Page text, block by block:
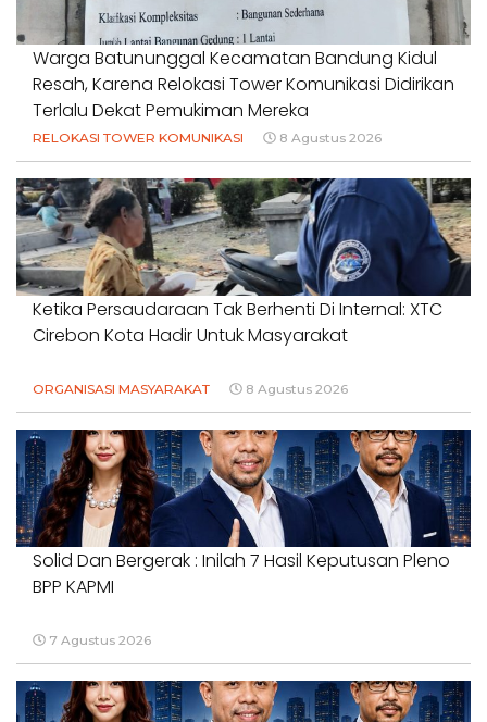
Warga Batununggal Kecamatan Bandung Kidul
Resah, Karena Relokasi Tower Komunikasi Didirikan
Terlalu Dekat Pemukiman Mereka
RELOKASI TOWER KOMUNIKASI 8 Agustus 2026
Ketika Persaudaraan Tak Berhenti Di Internal: XTC
Cirebon Kota Hadir Untuk Masyarakat
ORGANISASI MASYARAKAT 8 Agustus 2026
Solid Dan Bergerak : Inilah 7 Hasil Keputusan Pleno
BPP KAPMI
7 Agustus 2026